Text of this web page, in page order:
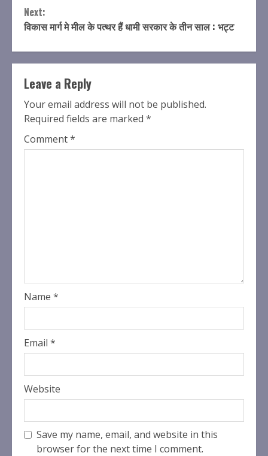
Next:
विकास मार्ग मे मील के पत्थर हैं धामी सरकार के तीन साल : भट्ट
Leave a Reply
Your email address will not be published.
Required fields are marked *
Comment*
Name *
Email *
Website
Save my name, email, and website in this
browser for the next time I comment.